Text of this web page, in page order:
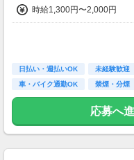
時給1,300円〜2,000円
日払い・週払いOK 未経験歓迎
車・バイク通勤OK
禁煙・分煙
応募へ